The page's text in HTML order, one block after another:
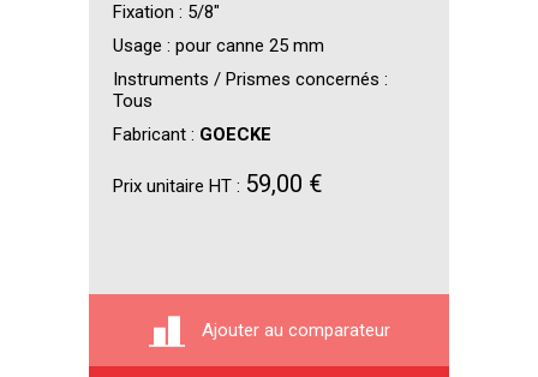
Fixation : 5/8"
Usage : pour canne 25 mm
Instruments / Prismes concernés :
Tous
Fabricant : GOECKE
Prix unitaire HT : 59,00 €
Ajouter au comparateur